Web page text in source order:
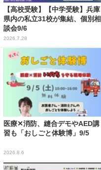
【高校受験】【中学受験】兵庫
県内の私立31校が集結、個別相
談会9/6
2026.7.28
医療✕消防、縫合デモやAED講
習も「おしごと体験博」9/5
2026.8.6